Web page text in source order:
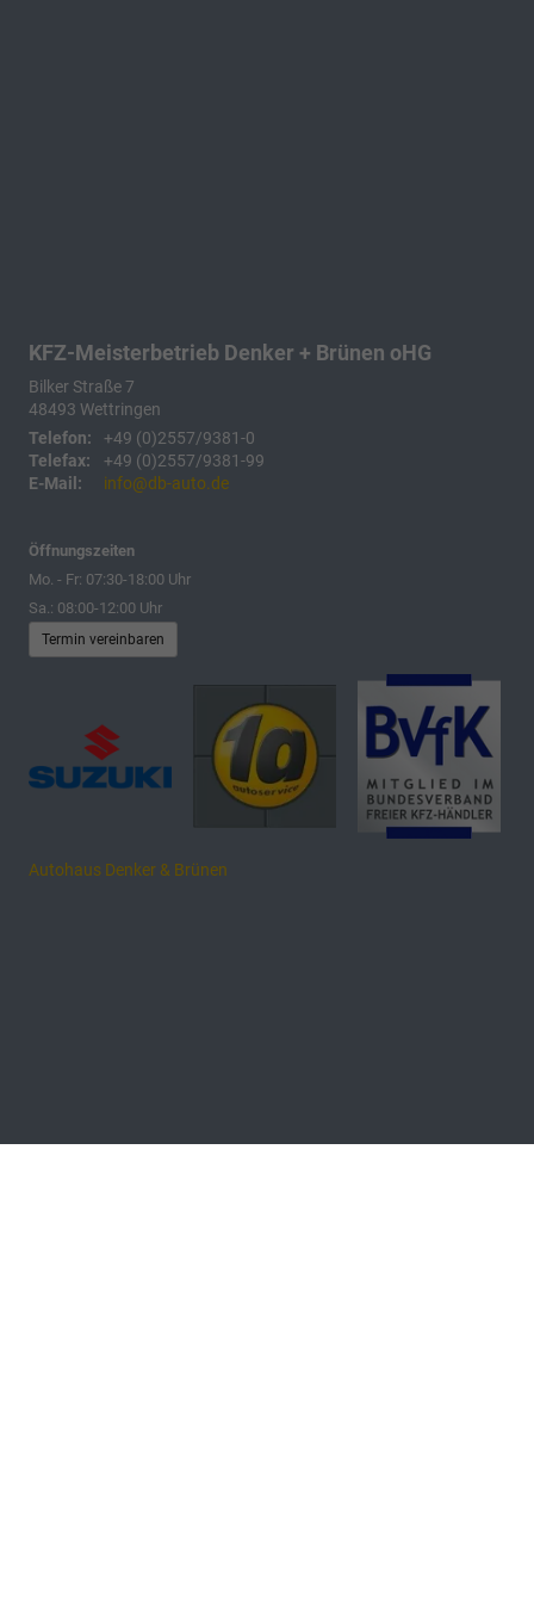
KFZ-Meisterbetrieb Denker + Brünen oHG
Bilker Straße 7
48493 Wettringen
Telefon:
+49 (0)2557/9381-0
Telefax:
+49 (0)2557/9381-99
E-Mail:
info@db-auto.de
Öffnungszeiten
Mo. - Fr: 07:30-18:00 Uhr
Sa.: 08:00-12:00 Uhr
Termin vereinbaren
Autohaus Denker & Brünen